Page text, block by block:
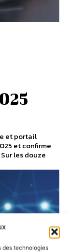
des technologies
et portail
et confirme
les douze